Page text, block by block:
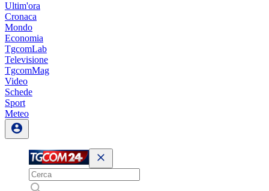
Ultim'ora
Cronaca
Mondo
Economia
TgcomLab
Televisione
TgcomMag
Video
Schede
Sport
Meteo